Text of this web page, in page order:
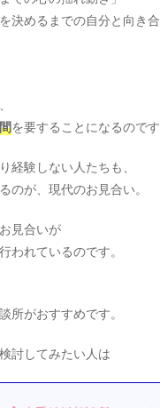
決めるまでの自分と向き
を要することになるのです
経験しない人たちも、
のが、現代のお見合い。
見合いが
われているのです。
所がおすすめです。
討してみたい人は